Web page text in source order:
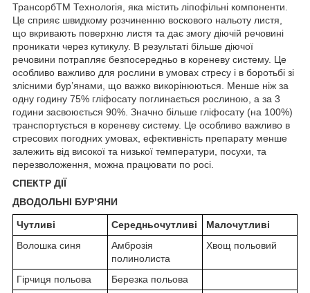
ТрансорбТМ Технологія, яка містить ліпофільні компоненти.
Це сприяє швидкому розчиненню воскового нальоту листя,
що вкривають поверхню листя та дає змогу діючій речовині
проникати через кутикулу. В результаті більше діючої
речовини потрапляє безпосередньо в кореневу систему. Це
особливо важливо для рослини в умовах стресу і в боротьбі зі
злісними бур’янами, що важко викорінюються. Менше ніж за
одну годину 75% гліфосату поглинається рослиною, а за 3
години засвоюється 90%. Значно більше гліфосату (на 100%)
транспортується в кореневу систему. Це особливо важливо в
стресових погодних умовах, ефективність препарату менше
залежить від високої та низької температури, посухи, та
перезволоження, можна працювати по росі.
СПЕКТР ДІЇ
ДВОДОЛЬНІ БУР’ЯНИ
Чутливі Середньочутливі
Малочутливі
Волошка синя
Амброзія
полинолиста
Хвощ польовий
Гірчиця польова
Березка польова